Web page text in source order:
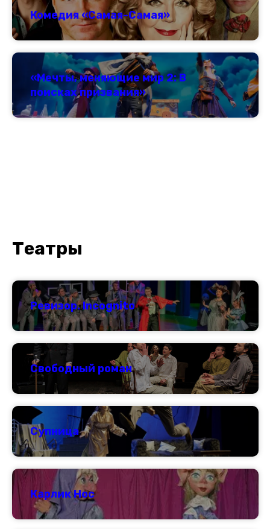
Комедия «Самая-Самая»
«Мечты, меняющие мир 2: В
поисках призвания»
Театры
Ревизор. Incognito
Свободный роман
Супница
Карлик Нос